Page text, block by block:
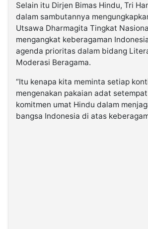
Selain itu Dirjen Bimas Hindu, Tri
dalam sambutannya
Utsawa Dharmagita Tingkat
mengangkat keberagaman
agenda prioritas dalam bidang
Moderasi Beragama.
“Itu kenapa kita meminta setiap
mengenakan pakaian adat
komitmen umat Hindu dalam
bangsa Indonesia di atas